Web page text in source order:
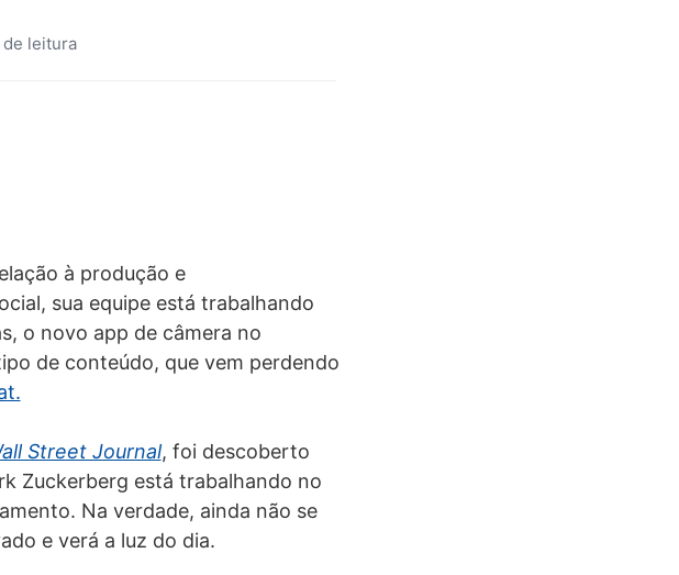
de leitura
à produção e
sua equipe está trabalhando
o novo app de câmera no
de conteúdo, que vem perdendo
Street Journal, foi descoberto
Zuckerberg está trabalhando no
Na verdade, ainda não se
e verá a luz do dia.